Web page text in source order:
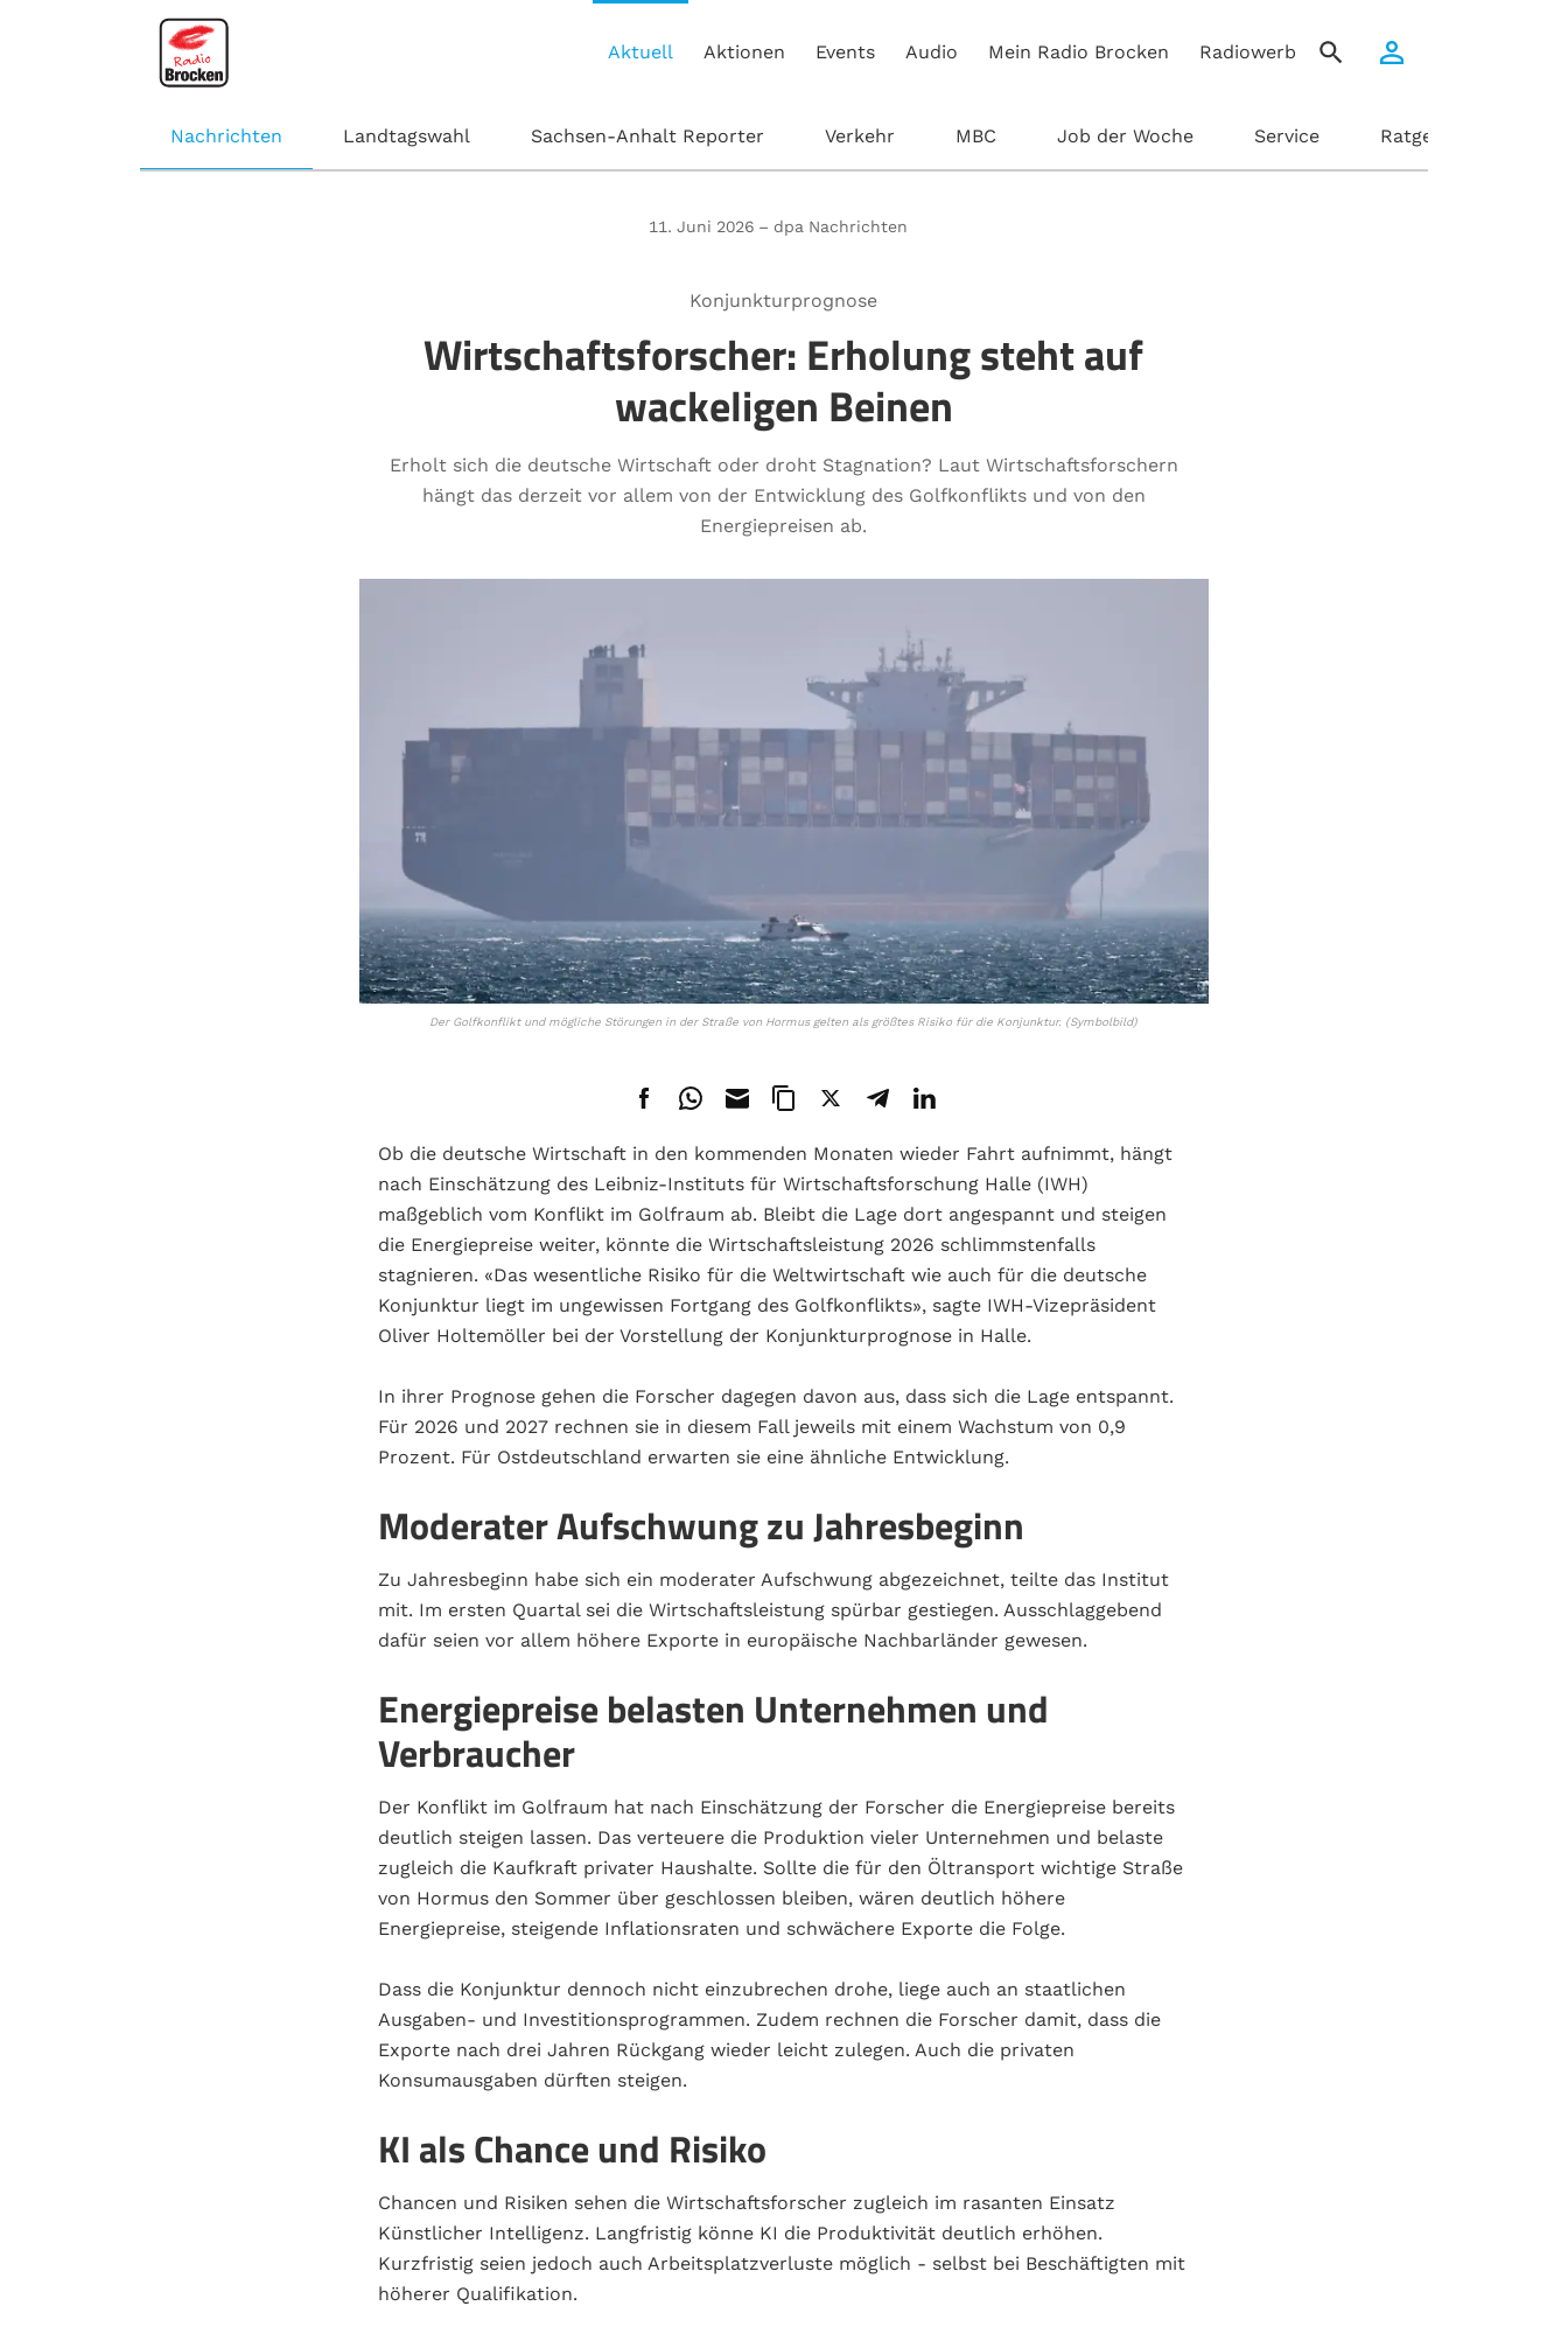
Aktuell
Nachrichten Landtagswahl Sachsen-Anhalt Reporter Verkehr MBC Job der Woche Service Ratgeber
Aktionen Events Audio Mein Radio Brocken Radiowerbung
11. Juni 2026 – dpa Nachrichten
Konjunkturprognose
Wirtschaftsforscher: Erholung steht auf
wackeligen Beinen
Erholt sich die deutsche Wirtschaft oder droht Stagnation? Laut Wirtschaftsforschern
hängt das derzeit vor allem von der Entwicklung des Golfkonflikts und von den
Energiepreisen ab.
Der Golfkonflikt und mögliche Störungen in der Straße von Hormus gelten als größtes Risiko für die Konjunktur. (Symbolbild)
Ob die deutsche Wirtschaft in den kommenden Monaten wieder Fahrt aufnimmt, hängt
nach Einschätzung des Leibniz-Instituts für Wirtschaftsforschung Halle (IWH)
maßgeblich vom Konflikt im Golfraum ab. Bleibt die Lage dort angespannt und steigen
die Energiepreise weiter, könnte die Wirtschaftsleistung 2026 schlimmstenfalls
stagnieren. «Das wesentliche Risiko für die Weltwirtschaft wie auch für die deutsche
Konjunktur liegt im ungewissen Fortgang des Golfkonflikts», sagte IWH-Vizepräsident
Oliver Holtemöller bei der Vorstellung der Konjunkturprognose in Halle.
In ihrer Prognose gehen die Forscher dagegen davon aus, dass sich die Lage entspannt.
Für 2026 und 2027 rechnen sie in diesem Fall jeweils mit einem Wachstum von 0,9
Prozent. Für Ostdeutschland erwarten sie eine ähnliche Entwicklung.
Moderater Aufschwung zu Jahresbeginn
Zu Jahresbeginn habe sich ein moderater Aufschwung abgezeichnet, teilte das Institut
mit. Im ersten Quartal sei die Wirtschaftsleistung spürbar gestiegen. Ausschlaggebend
dafür seien vor allem höhere Exporte in europäische Nachbarländer gewesen.
Energiepreise belasten Unternehmen und
Verbraucher
Der Konflikt im Golfraum hat nach Einschätzung der Forscher die Energiepreise bereits
deutlich steigen lassen. Das verteuere die Produktion vieler Unternehmen und belaste
zugleich die Kaufkraft privater Haushalte. Sollte die für den Öltransport wichtige Straße
von Hormus den Sommer über geschlossen bleiben, wären deutlich höhere
Energiepreise, steigende Inflationsraten und schwächere Exporte die Folge.
Dass die Konjunktur dennoch nicht einzubrechen drohe, liege auch an staatlichen
Ausgaben- und Investitionsprogrammen. Zudem rechnen die Forscher damit, dass die
Exporte nach drei Jahren Rückgang wieder leicht zulegen. Auch die privaten
Konsumausgaben dürften steigen.
KI als Chance und Risiko
Chancen und Risiken sehen die Wirtschaftsforscher zugleich im rasanten Einsatz
Künstlicher Intelligenz. Langfristig könne KI die Produktivität deutlich erhöhen.
Kurzfristig seien jedoch auch Arbeitsplatzverluste möglich - selbst bei Beschäftigten mit
höherer Qualifikation.